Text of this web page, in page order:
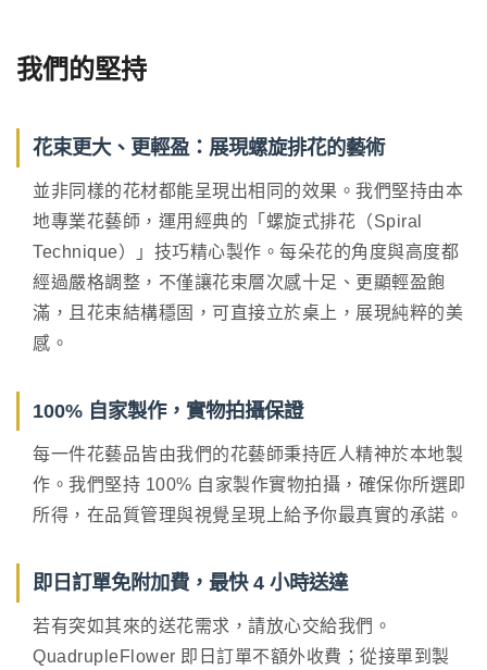
我們的堅持
花束更大、更輕盈：展現螺旋排花的藝術
並非同樣的花材都能呈現出相同的效果。我們堅持由本
地專業花藝師，運用經典的「螺旋式排花（Spiral
Technique）」技巧精心製作。每朵花的角度與高度都
經過嚴格調整，不僅讓花束層次感十足、更顯輕盈飽
滿，且花束結構穩固，可直接立於桌上，展現純粹的美
感。
100% 自家製作，實物拍攝保證
每一件花藝品皆由我們的花藝師秉持匠人精神於本地製
作。我們堅持 100% 自家製作實物拍攝，確保你所選即
所得，在品質管理與視覺呈現上給予你最真實的承諾。
即日訂單免附加費，最快 4 小時送達
若有突如其來的送花需求，請放心交給我們。
QuadrupleFlower 即日訂單不額外收費；從接單到製